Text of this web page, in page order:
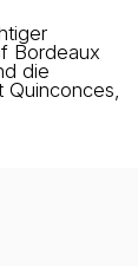
Bordeaux
die